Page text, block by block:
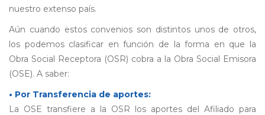
nuestro extenso país.
Aún cuando estos convenios son distintos unos de otros,
los podemos clasificar en función de la forma en que la
Obra Social Receptora (OSR) cobra a la Obra Social Emisora
(OSE). A saber:
• Por Transferencia de aportes:
La OSE transfiere a la OSR los aportes del Afiliado para